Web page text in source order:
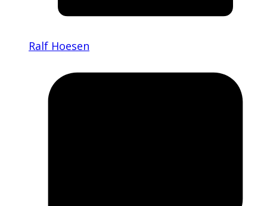
Ralf Hoesen